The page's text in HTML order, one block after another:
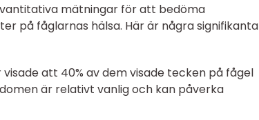
mätningar för att bedöma
på fåglarnas hälsa. Här är några signifikanta
att 40% av dem visade tecken på fågel
är relativt vanlig och kan påverka